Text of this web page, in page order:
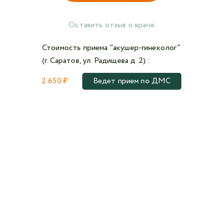
Оставить отзыв о враче
Стоимость приема "акушер-гинеколог"
(г. Саратов, ул. Радищева д. 2) :
2 650 ₽
Ведет прием по ДМС